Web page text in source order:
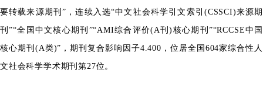
要转载来源期刊”，连续入选“中文社会科学引文索引(CSSCI)来源期
刊”“全国中文核心期刊”“AMI综合评价(A刊)核心期刊”“RCCSE中国
核心期刊(A类)”，期刊复合影响因子4.400，位居全国604家综合性人
文社会科学学术期刊第27位。